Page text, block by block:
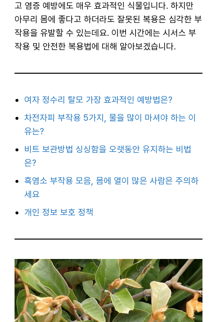
고 염증 예방에도 매우 효과적인 식물입니다. 하지만
아무리 몸에 좋다고 하더라도 잘못된 복용은 심각한 부
작용을 유발할 수 있는데요. 이번 시간에는 시서스 부
작용 및 안전한 복용법에 대해 알아보겠습니다.
여자 정수리 탈모 가장 효과적인 예방법은?
차전자피 부작용 5가지, 물을 많이 마셔야 하는 이
유는?
비트 보관방법 싱싱함을 오랫동안 유지하는 비법
은?
흑염소 부작용 모음, 몸에 열이 많은 사람은 주의하
세요
개인 정보 보호 정책